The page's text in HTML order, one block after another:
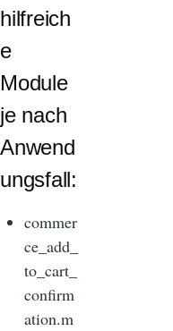
hilfreich
e
Module
je nach
Anwend
ungsfall:
commer
ce_add_
to_cart_
confirm
ation.m